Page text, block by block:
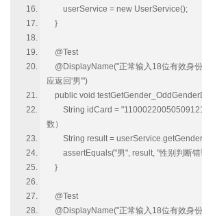
userService = new UserService();
}
@Test
@DisplayName("正常输入18位有效身
应返回'男'")
public void
String idCard =
数）
String result =
assertEquals("男", result, "性别判断错
}
@Test
@DisplayName("正常输入18位有效身